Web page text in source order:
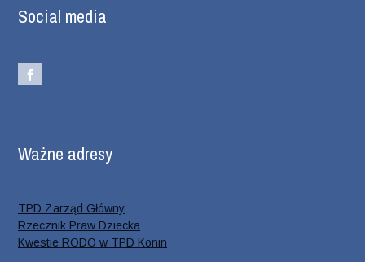
Social media
Ważne adresy
TPD Zarząd Główny
Rzecznik Praw Dziecka
Kwestie RODO w TPD Konin